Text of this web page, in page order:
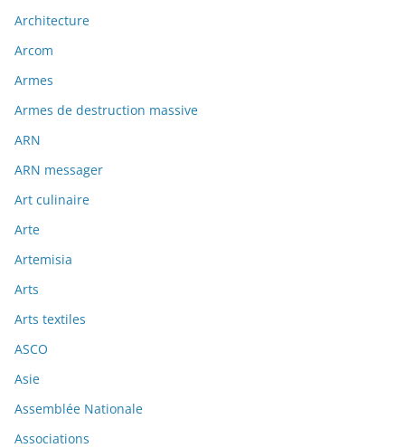
Architecture
Arcom
Armes
Armes de destruction massive
ARN
ARN messager
Art culinaire
Arte
Artemisia
Arts
Arts textiles
ASCO
Asie
Assemblée Nationale
Associations